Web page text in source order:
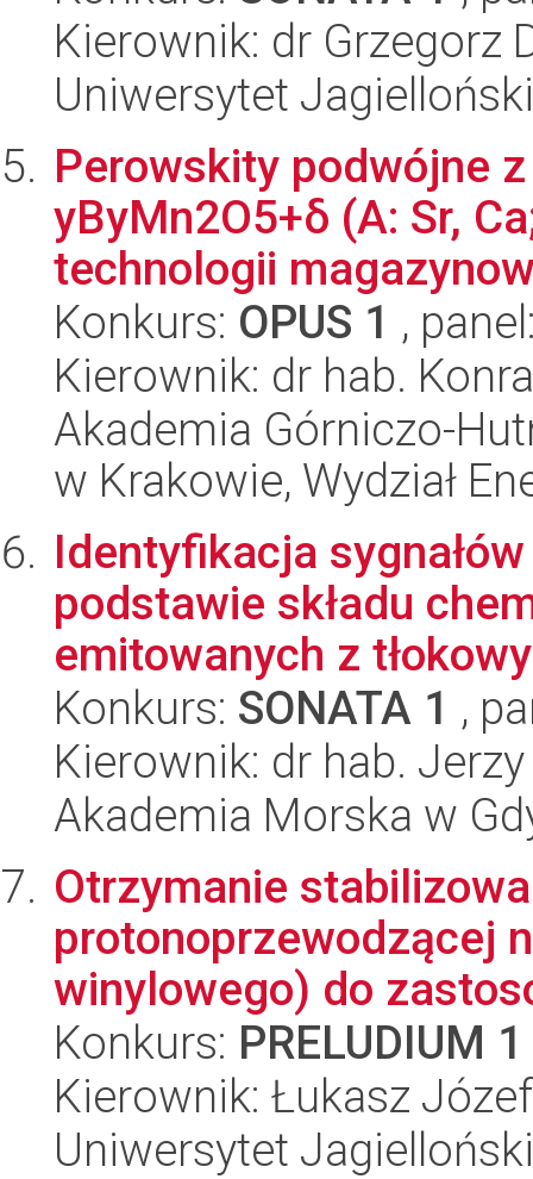
Kierownik: dr Grzegorz
Uniwersytet Jagielloński
Perowskity podwójne
yByMn2O5+δ (A: Sr,
technologii
Konkurs: OPUS 1 ,
Kierownik: dr hab.
Akademia Górniczo-
w Krakowie, Wydział
Identyfikacja
podstawie składu
emitowanych z
Konkurs: SONATA 1 ,
Kierownik: dr hab.
Akademia Morska w
Otrzymanie
protonoprzewodzącej
winylowego) do
Konkurs: PRELUDIUM 1
Kierownik: Łukasz
Uniwersytet